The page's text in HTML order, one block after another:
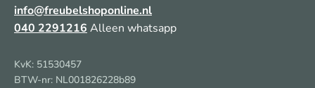
info@freubelshoponline.nl
040 2291216 Alleen whatsapp
KvK: 51530457
BTW-nr: NL001826228b89